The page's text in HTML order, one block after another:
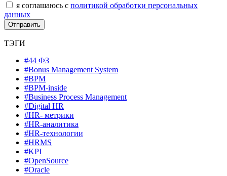
я соглашаюсь с политикой обработки персональных
данных
ТЭГИ
#44 ФЗ
#Bonus Management System
#BPM
#BPM-inside
#Business Process Management
#Digital HR
#HR- метрики
#HR-аналитика
#HR-технологии
#HRMS
#KPI
#OpenSource
#Oracle